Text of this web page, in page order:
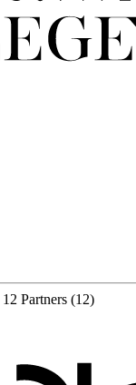
12 Partners (12)